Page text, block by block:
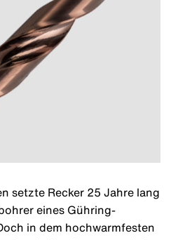
setzte Recker 25 Jahre lang
eines Gühring-
in dem hochwarmfesten